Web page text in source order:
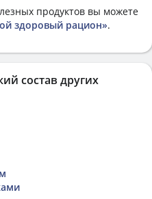
продуктов вы можете
здоровый рацион».
состав других